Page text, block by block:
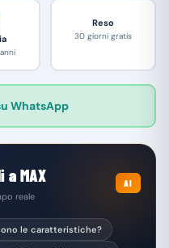
Reso
30 giorni gratis
WhatsApp
a MAX
reale
AI
le caratteristiche?